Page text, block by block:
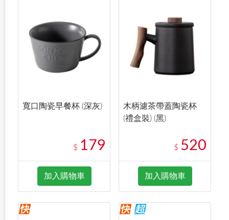
寬口陶瓷早餐杯 (深灰)
$ 179
加入購物車
木柄濾茶帶蓋陶瓷杯
(禮盒裝) (黑)
$ 520
加入購物車